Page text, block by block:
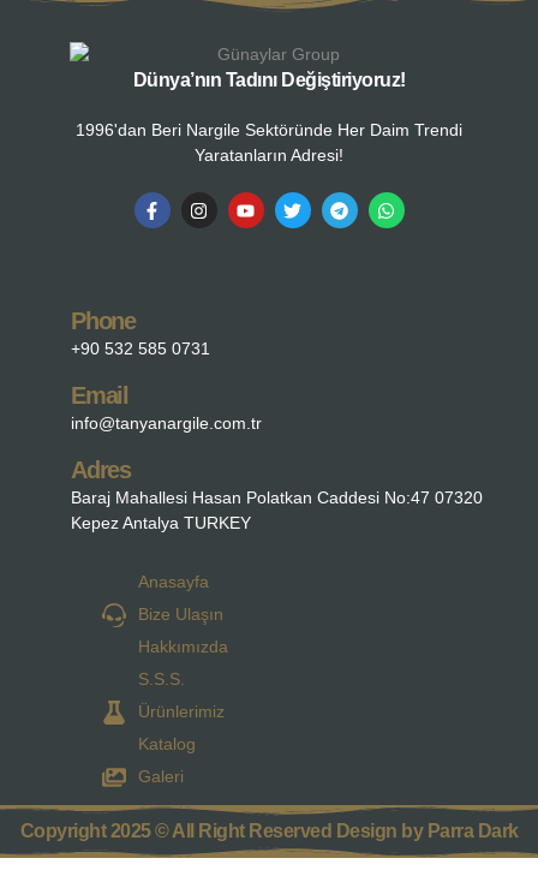
Dünya’nın Tadını Değiştiriyoruz!
1996'dan Beri Nargile Sektöründe Her Daim Trendi
Yaratanların Adresi!
Phone
+90 532 585 0731
Email
info@tanyanargile.com.tr
Adres
Baraj Mahallesi Hasan Polatkan Caddesi No:47 07320
Kepez Antalya TURKEY
Anasayfa
Bize Ulaşın
Hakkımızda
S.S.S.
Ürünlerimiz
Katalog
Galeri
Copyright 2025 © All Right Reserved Design by Parra Dark